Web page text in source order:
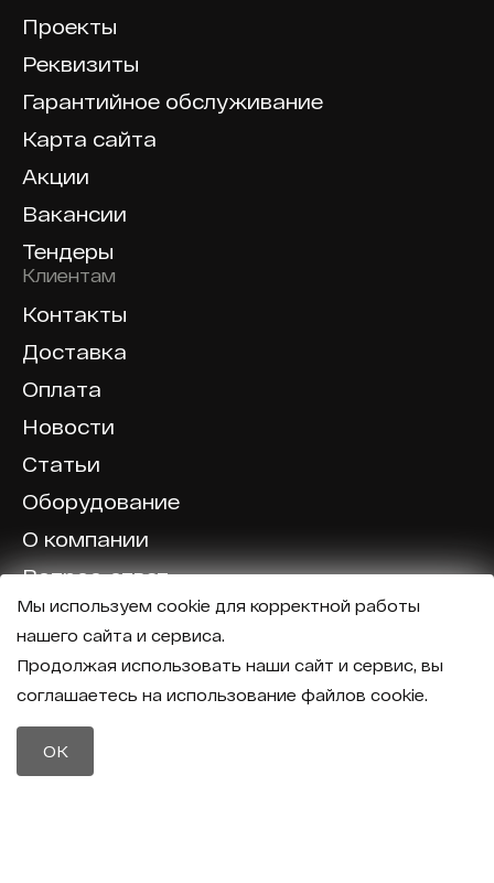
Проекты
Реквизиты
Гарантийное обслуживание
Карта сайта
Акции
Вакансии
Тендеры
Клиентам
Контакты
Доставка
Оплата
Новости
Статьи
Оборудование
О компании
Вопрос-ответ
Отзывы
Политика конфиденциальности
8 (800) 600-40-37
Мы используем cookie для корректной работы
нашего сайта и сервиса.
Продолжая использовать наши сайт и сервис, вы
соглашаетесь на использование файлов cookie.
OK